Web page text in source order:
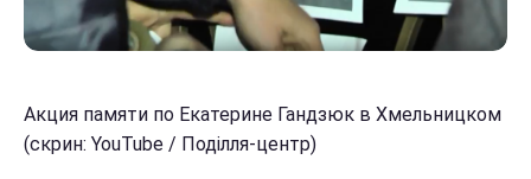
Акция памяти по Екатерине Гандзюк в Хмельницком
(скрин: YouTube / Поділля-центр)